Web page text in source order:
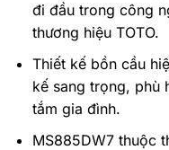
đi đầu trong công
thương hiệu TOTO.
Thiết kế bồn cầu
kế sang trọng, phù
tắm gia đình.
MS885DW7 thuộc